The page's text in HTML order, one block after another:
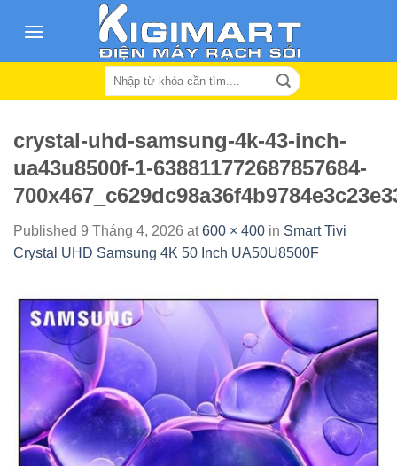
Search
crystal-uhd-samsung-4k-43-inch-
ua43u8500f-1-638811772687857684-
Published 9 Tháng 4, 2026 at600 × 400 in Smart Tivi
Crystal UHD Samsung 4K 50 Inch UA50U8500F